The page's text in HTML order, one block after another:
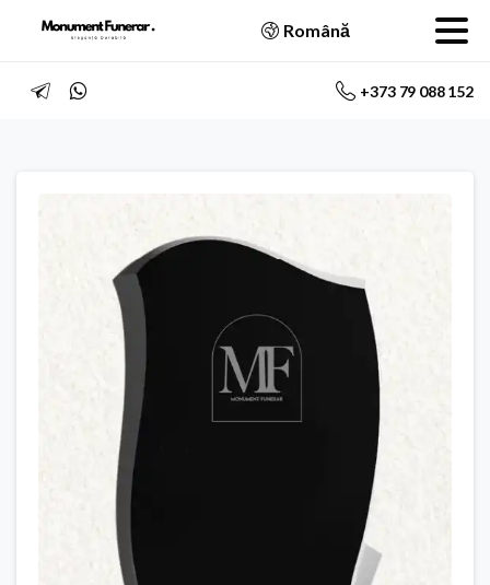
Română
+373 79 088 152